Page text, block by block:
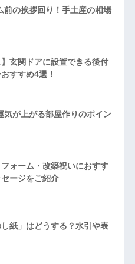
前の挨拶回り！手土産の相場
】玄関ドアに設置できる後付
すすめ4選！
気が上がる部屋作りのポイン
フォーム・改築祝いにおすす
ージをご紹介
紙」はどうする？水引や表